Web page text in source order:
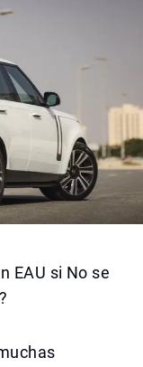
EAU si No se